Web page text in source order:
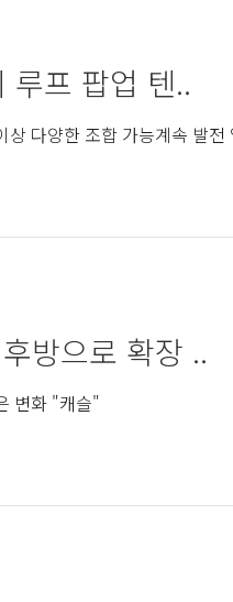
루프 팝업 텐..
다양한 조합 가능계속 발
방으로 확장 ..
변화 "캐슬"